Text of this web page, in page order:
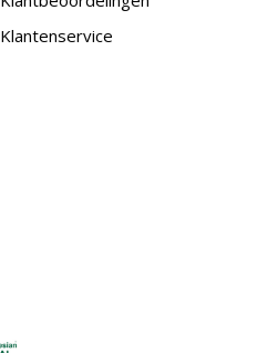
Klantenservice